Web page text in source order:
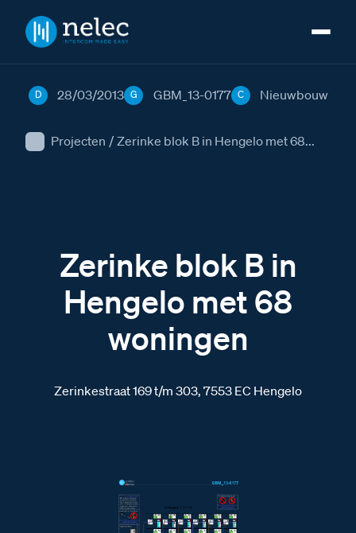
Projecten / Zerinke blok B in Hengelo met 68...
D 28/03/2013 G GBM_13-0177 C Nieuwbouw
Zerinke blok B in
Hengelo met 68
woningen
Zerinkestraat 169 t/m 303, 7553 EC Hengelo